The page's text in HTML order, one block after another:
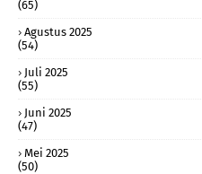
(65)
Agustus 2025
(54)
Juli 2025
(55)
Juni 2025
(47)
Mei 2025
(50)